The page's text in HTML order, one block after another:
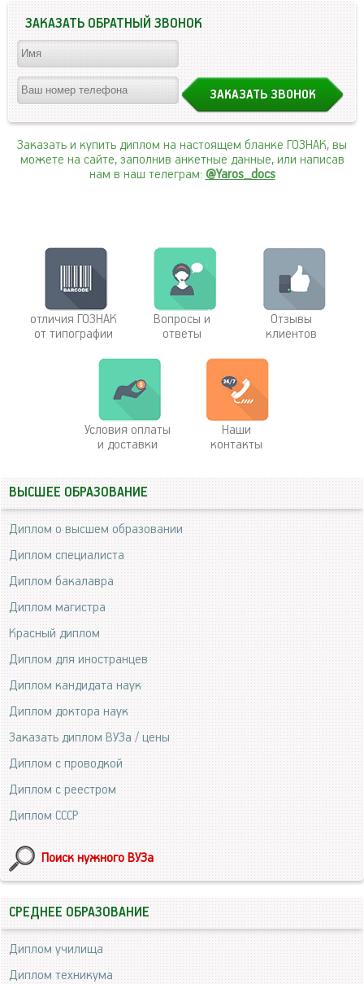
ЗАКАЗАТЬ ОБРАТНЫЙ ЗВОНОК
Заказать и купить диплом на настоящем бланке ГОЗНАК, вы
можете на сайте, заполнив анкетные данные, или написав
нам в наш телеграм: @Yaros_docs
отличия ГОЗНАК
от типографии
Вопросы и
ответы
Отзывы
клиентов
Условия оплаты
и доставки
Наши
контакты
ВЫСШЕЕ ОБРАЗОВАНИЕ
Диплом о высшем образовании
Диплом специалиста
Диплом бакалавра
Диплом магистра
Красный диплом
Диплом для иностранцев
Диплом кандидата наук
Диплом доктора наук
Заказать диплом ВУЗа / цены
Диплом с проводкой
Диплом с реестром
Диплом СССР
Поиск нужного ВУЗа
СРЕДНЕЕ ОБРАЗОВАНИЕ
Диплом училища
Диплом техникума